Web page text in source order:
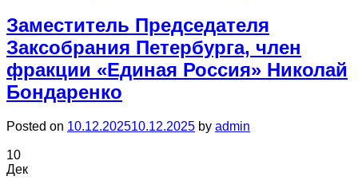
Заместитель Председателя
Заксобрания Петербурга, член
фракции «Единая Россия» Николай
Бондаренко
Posted on 10.12.202510.12.2025 by admin
10
Дек